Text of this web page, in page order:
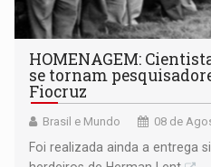
HOMENAGEM:
se tornam
Fiocruz
Brasil e Mundo 08 de
Foi realizada ainda a entrega